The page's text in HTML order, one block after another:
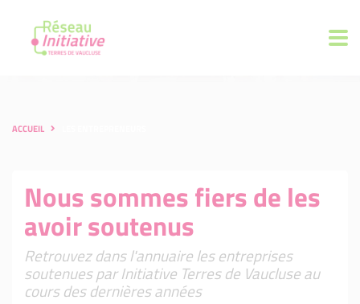
ACCUEIL
Nous sommes fiers de les
avoir soutenus
Retrouvez dans l'annuaire les entreprises
soutenues par Initiative Terres de Vaucluse au
cours des dernières années